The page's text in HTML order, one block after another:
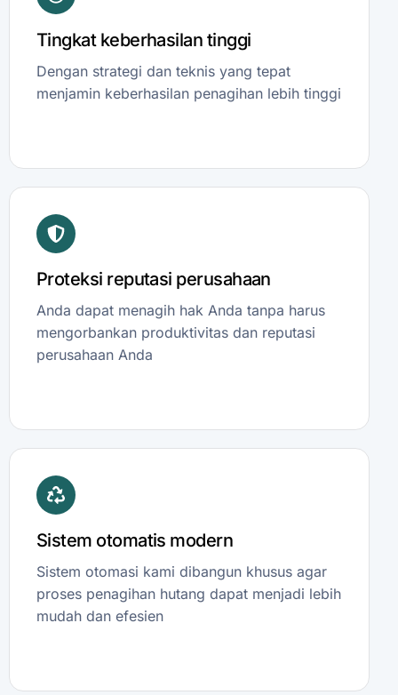
Tingkat keberhasilan tinggi
Dengan strategi dan teknis yang tepat
menjamin keberhasilan penagihan lebih tinggi
Proteksi reputasi perusahaan
Anda dapat menagih hak Anda tanpa harus
mengorbankan produktivitas dan reputasi
perusahaan Anda
Sistem otomatis modern
Sistem otomasi kami dibangun khusus agar
proses penagihan hutang dapat menjadi lebih
mudah dan efesien